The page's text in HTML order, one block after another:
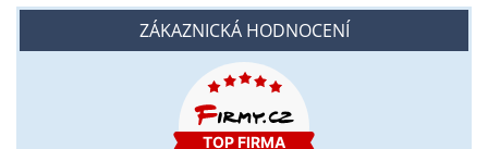
ZÁKAZNICKÁ HODNOCENÍ